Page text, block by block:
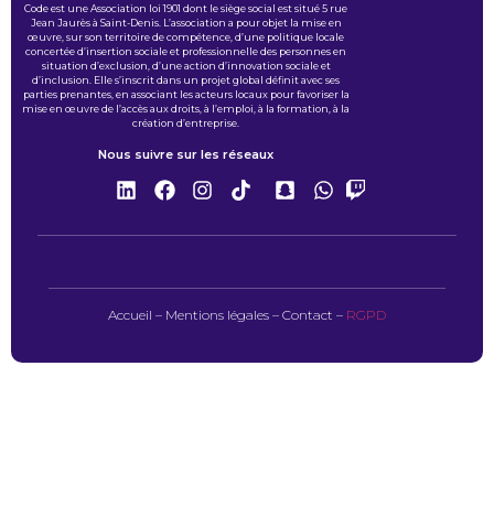
Code est une Association loi 1901 dont le siège social est situé 5 rue
Jean Jaurès à Saint-Denis. L’association a pour objet la mise en
œuvre, sur son territoire de compétence, d’une politique locale
concertée d’insertion sociale et professionnelle des personnes en
situation d’exclusion, d’une action d’innovation sociale et
d’inclusion. Elle s’inscrit dans un projet global définit avec ses
parties prenantes, en associant les acteurs locaux pour favoriser la
mise en œuvre de l’accès aux droits, à l’emploi, à la formation, à la
création d’entreprise.
Nous suivre sur les réseaux
Accueil – Mentions légales – Contact – RGPD